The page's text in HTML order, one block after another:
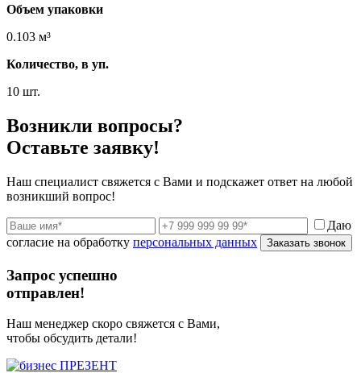
Объем упаковки
0.103 м³
Количество, в уп.
10 шт.
Возникли вопросы?
Оставьте заявку!
Наш специалист свяжется с Вами и подскажет ответ на любой
возникший вопрос!
Даю
согласие на обработку персональных данных Заказать звонок
Запрос успешно
отправлен!
Наш менеджер скоро свяжется с Вами,
чтобы обсудить детали!